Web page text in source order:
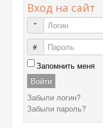
Вход на сайт
Логин
Пароль
Запомнить меня
Войти
Забыли логин?
Забыли пароль?